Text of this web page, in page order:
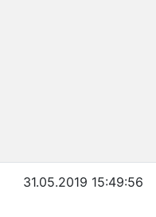
31.05.2019 15:49:56